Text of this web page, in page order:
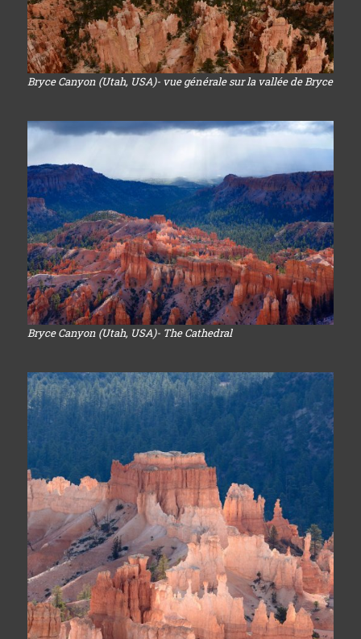
Bryce Canyon (Utah, USA)- vue générale sur la vallée de Bryce
Bryce Canyon (Utah, USA)- The Cathedral